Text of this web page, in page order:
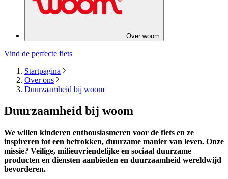
Over woom
Vind de perfecte fiets
Startpagina
Over ons
Duurzaamheid bij woom
Duurzaamheid bij woom
We willen kinderen enthousiasmeren voor de fiets en ze
inspireren tot een betrokken, duurzame manier van leven. Onze
missie? Veilige, milieuvriendelijke en sociaal duurzame
producten en diensten aanbieden en duurzaamheid wereldwijd
bevorderen.